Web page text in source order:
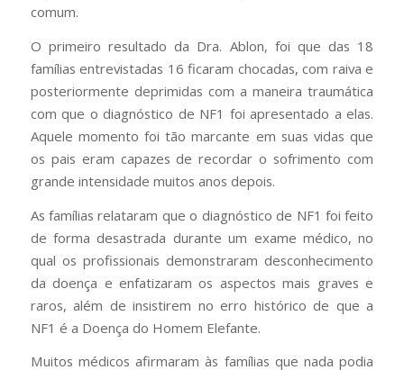
comum.
O primeiro resultado da Dra. Ablon, foi que das 18
famílias entrevistadas 16 ficaram chocadas, com raiva e
posteriormente deprimidas com a maneira traumática
com que o diagnóstico de NF1 foi apresentado a elas.
Aquele momento foi tão marcante em suas vidas que
os pais eram capazes de recordar o sofrimento com
grande intensidade muitos anos depois.
As famílias relataram que o diagnóstico de NF1 foi feito
de forma desastrada durante um exame médico, no
qual os profissionais demonstraram desconhecimento
da doença e enfatizaram os aspectos mais graves e
raros, além de insistirem no erro histórico de que a
NF1 é a Doença do Homem Elefante.
Muitos médicos afirmaram às famílias que nada podia